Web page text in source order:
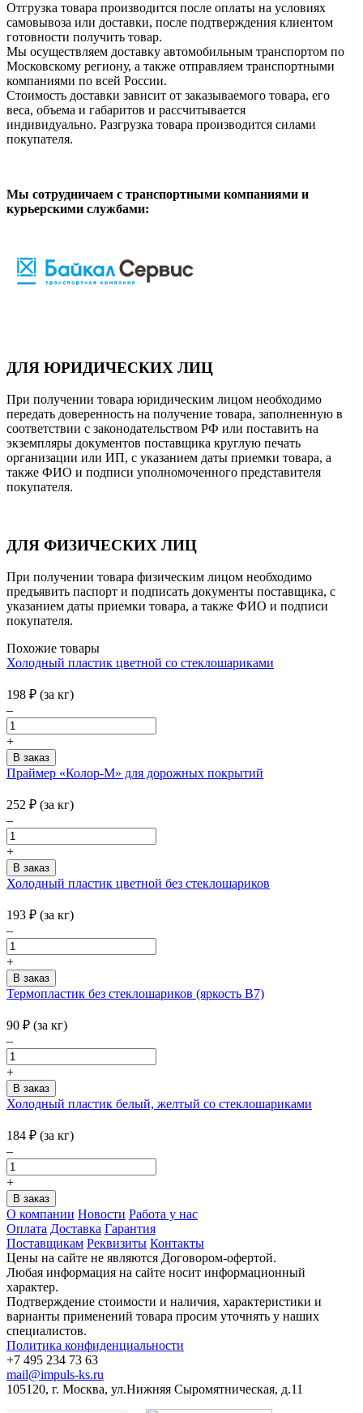
Отгрузка товара производится после оплаты на условиях
самовывоза или доставки, после подтверждения клиентом
готовности получить товар.
Мы осуществляем доставку автомобильным транспортом по
Московскому региону, а также отправляем транспортными
компаниями по всей России.
Стоимость доставки зависит от заказываемого товара, его
веса, объема и габаритов и рассчитывается
индивидуально. Разгрузка товара производится силами
покупателя.
Мы сотрудничаем с транспортными компаниями и
курьерскими службами:
ДЛЯ ЮРИДИЧЕСКИХ ЛИЦ
При получении товара юридическим лицом необходимо
передать доверенность на получение товара, заполненную в
соответствии с законодательством РФ или поставить на
экземпляры документов поставщика круглую печать
организации или ИП, с указанием даты приемки товара, а
также ФИО и подписи уполномоченного представителя
покупателя.
ДЛЯ ФИЗИЧЕСКИХ ЛИЦ
При получении товара физическим лицом необходимо
предъявить паспорт и подписать документы поставщика, с
указанием даты приемки товара, а также ФИО и подписи
покупателя.
Похожие товары
Холодный пластик цветной со стеклошариками
198 ₽ (за кг)
–
+
Праймер «Колор-М» для дорожных покрытий
252 ₽ (за кг)
–
+
Холодный пластик цветной без стеклошариков
193 ₽ (за кг)
–
+
Термопластик без стеклошариков (яркость В7)
90 ₽ (за кг)
–
+
Холодный пластик белый, желтый со стеклошариками
184 ₽ (за кг)
–
+
О компании Новости Работа у нас
Оплата Доставка Гарантия
Поставщикам Реквизиты Контакты
Цены на сайте не являются Договором-офертой.
Любая информация на сайте носит информационный
характер.
Подтверждение стоимости и наличия, характеристики и
варианты применений товара просим уточнять у наших
специалистов.
Политика конфиденциальности
+7 495 234 73 63
mail@impuls-ks.ru
105120, г. Москва, ул.Нижняя Сыромятническая, д.11